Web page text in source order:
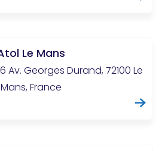
Le Mans
Av. Georges Durand, 72100 Le
Mans, France